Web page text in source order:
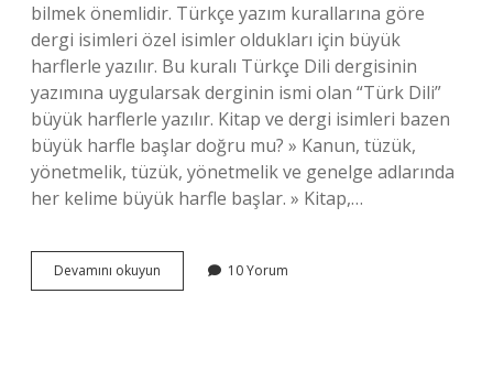
bilmek önemlidir. Türkçe yazım kurallarına göre
dergi isimleri özel isimler oldukları için büyük
harflerle yazılır. Bu kuralı Türkçe Dili dergisinin
yazımına uygularsak derginin ismi olan “Türk Dili”
büyük harflerle yazılır. Kitap ve dergi isimleri bazen
büyük harfle başlar doğru mu? » Kanun, tüzük,
yönetmelik, tüzük, yönetmelik ve genelge adlarında
her kelime büyük harfle başlar. » Kitap,…
Devamını okuyun
Ne
10 Yorum